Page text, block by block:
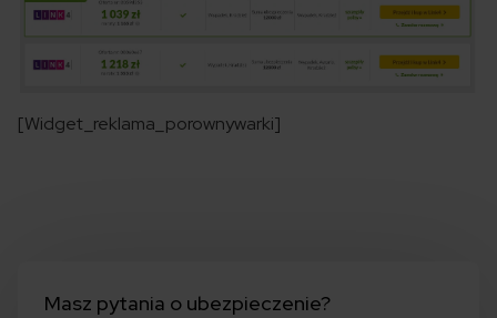
[Widget_reklama_porownywarki]
Masz pytania o ubezpieczenie?